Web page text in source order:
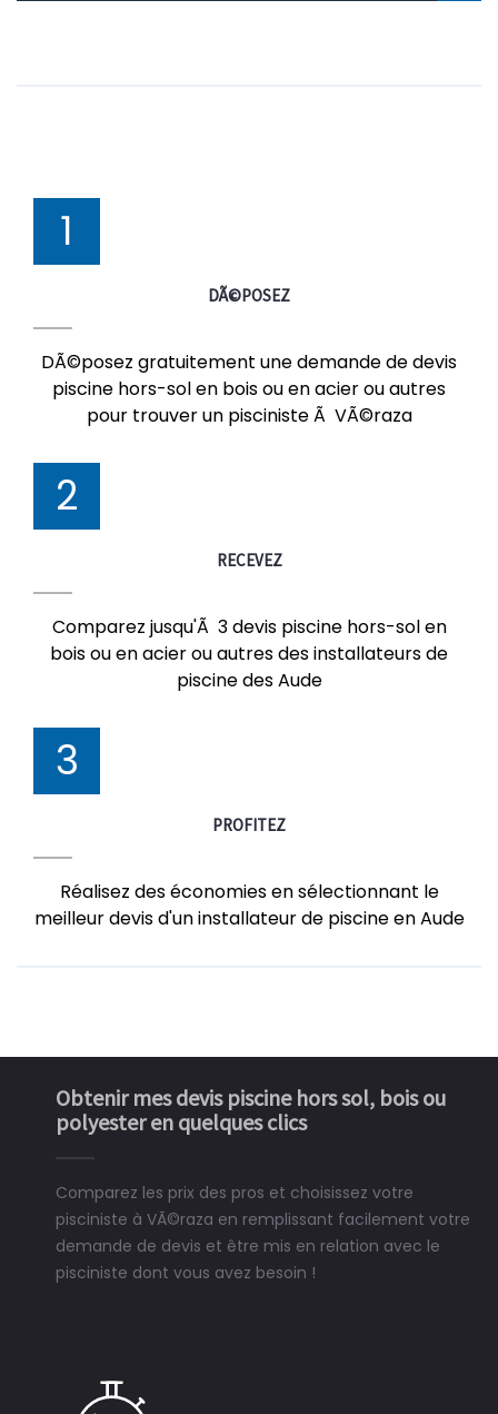
1
DÃ©POSEZ
DÃ©posez gratuitement une demande de devis
piscine hors-sol en bois ou en acier ou autres
pour trouver un pisciniste Ã VÃ©raza
2
RECEVEZ
Comparez jusqu'Ã 3 devis piscine hors-sol en
bois ou en acier ou autres des installateurs de
piscine des Aude
3
PROFITEZ
Réalisez des économies en sélectionnant le
meilleur devis d'un installateur de piscine en Aude
Obtenir mes devis piscine hors sol, bois ou
polyester en quelques clics
Comparez les prix des pros et choisissez votre
pisciniste à VÃ©raza en remplissant facilement votre
demande de devis et être mis en relation avec le
pisciniste dont vous avez besoin !